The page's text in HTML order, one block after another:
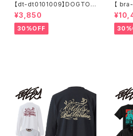
【dt-dt0101009】DOGTO
WN ドッグタウン D.T.S. PO
CKET S/S T-SHIRTS 半袖
ショートスリーブT 大きいサイ
ズ 半袖 M L XL 大きめ デザ
¥3,850
30%OFF
【
ィン
OF
フーデ